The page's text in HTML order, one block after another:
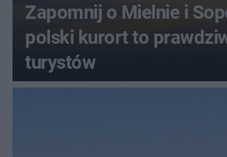
Zapomnij o Mielnie i
polski kurort to
turystów